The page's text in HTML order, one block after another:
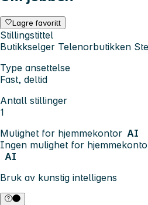
Lagre favoritt
Stillingstittel
Butikkselger Telenorbutikken
Type ansettelse
Fast, deltid
Antall stillinger
1
Mulighet for hjemmekontor AI
Ingen mulighet for
AI
Bruk av kunstig intelligens